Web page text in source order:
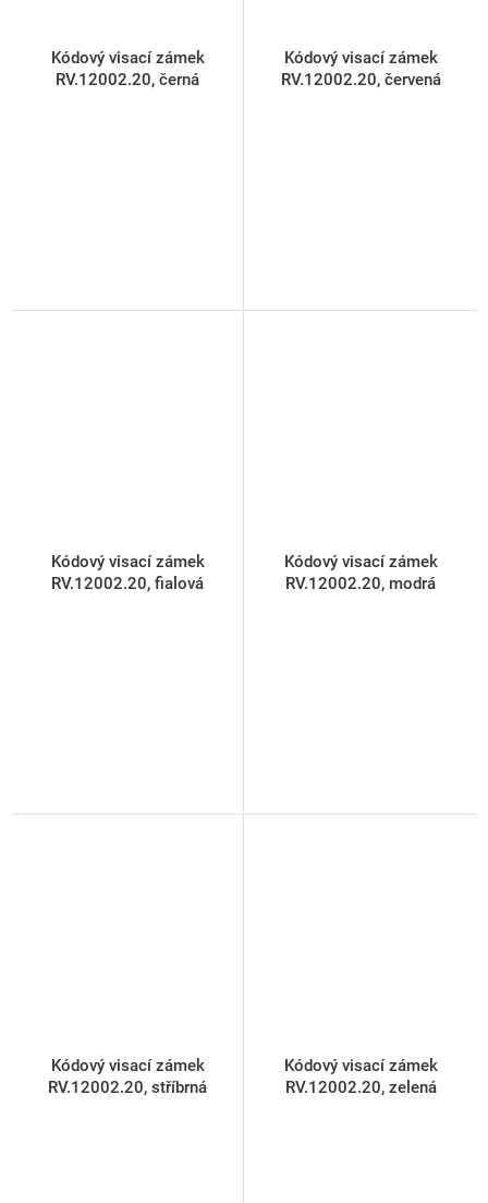
Kódový visací zámek
RV.12002.20, černá
Kódový visací zámek
RV.12002.20, červená
Kódový visací zámek
RV.12002.20, fialová
Kódový visací zámek
RV.12002.20, modrá
Kódový visací zámek
RV.12002.20, stříbrná
Kódový visací zámek
RV.12002.20, zelená